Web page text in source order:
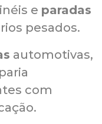
e paradas
pesados.
automotivas,
com